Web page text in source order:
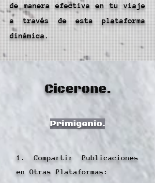
de manera efectiva en tu viaje
a través de esta plataforma
dinámica.
Cicerone.
Primigenio.
1. Compartir Publicaciones
en Otras Plataformas: